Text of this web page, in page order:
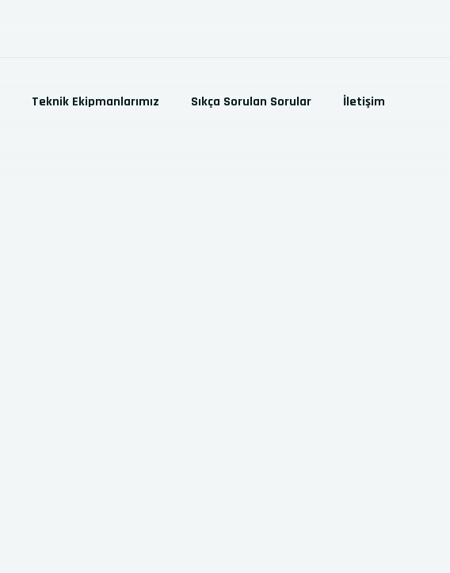
Teknik Ekipmanlarımız Sıkça Sorulan Sorular İletişim